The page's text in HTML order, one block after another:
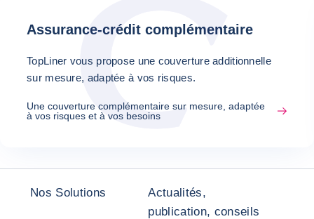
Assurance-crédit complémentaire
TopLiner vous propose une couverture additionnelle
sur mesure, adaptée à vos risques.
Une couverture complémentaire sur mesure, adaptée
à vos risques et à vos besoins
Nos Solutions
Actualités,
publication, conseils